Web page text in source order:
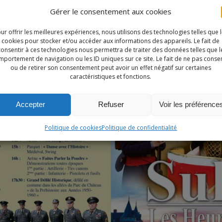
Gérer le consentement aux cookies
offrir les meilleures expériences, nous utilisons des technologies telles que
cookies pour stocker et/ou accéder aux informations des appareils. Le fait de
à ces technologies nous permettra de traiter des données telles que
de navigation ou les ID uniques sur ce site. Le fait de ne pas
ou de retirer son consentement peut avoir un effet négatif sur certaines
caractéristiques et fonctions.
Accepter Refuser Voir les
Politique de cookiesPolitique de confidentialité
Historiques de Sully, mêlant diverses époques, de l’Antiquité à
Notre site utilise des cookies à des fins de personnalisation de
dans ses différents services. En utilisant ces derniers,
acceptez l'utilisation des cookies.